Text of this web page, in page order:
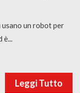
usano un robot per
è...
Leggi Tutto